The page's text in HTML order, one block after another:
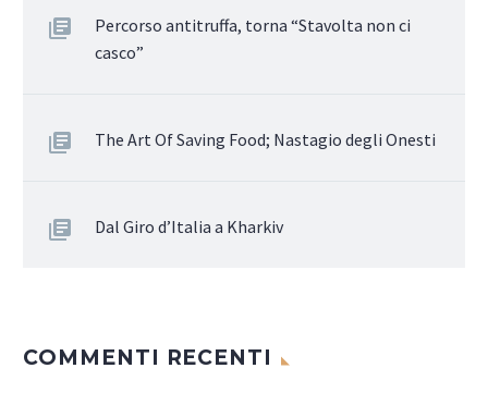
Percorso antitruffa, torna “Stavolta non ci
casco”
The Art Of Saving Food; Nastagio degli Onesti
Dal Giro d’Italia a Kharkiv
COMMENTI RECENTI